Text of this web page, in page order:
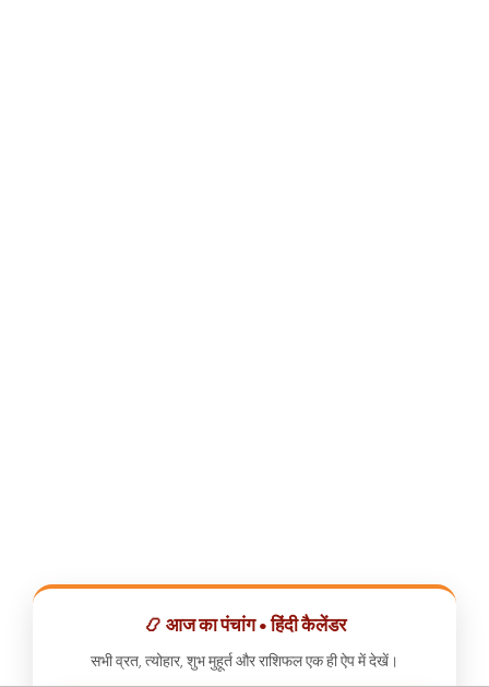
📿 आज का पंचांग • हिंदी कैलेंडर
सभी व्रत, त्योहार, शुभ मुहूर्त और राशिफल एक ही ऐप में देखें।